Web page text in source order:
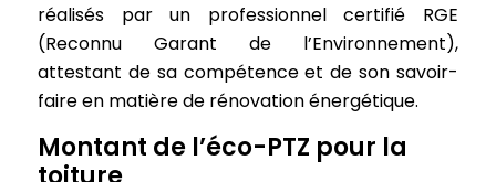
réalisés par un professionnel certifié RGE
(Reconnu Garant de l’Environnement),
attestant de sa compétence et de son savoir-
faire en matière de rénovation énergétique.
Montant de l’éco-PTZ pour la